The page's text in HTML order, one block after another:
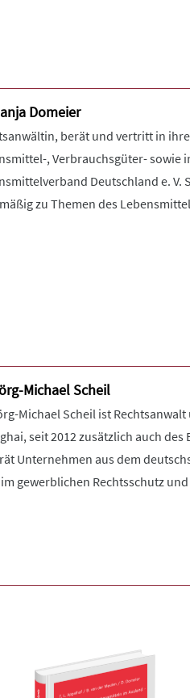
Domeier
berät und vertritt in
, Verbrauchsgüter- sowie
Deutschland e.
zu Themen des
Michael Scheil
Michael Scheil ist
seit 2012 zusätzlich auch
Unternehmen aus dem
gewerblichen Rechtsschutz und